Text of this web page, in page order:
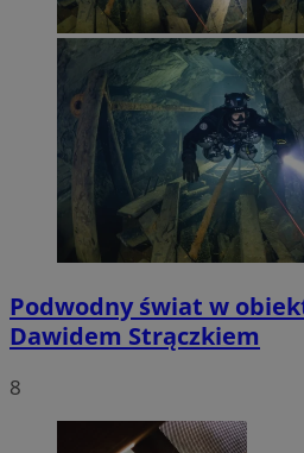
Podwodny świat w
Dawidem Strączkiem
8